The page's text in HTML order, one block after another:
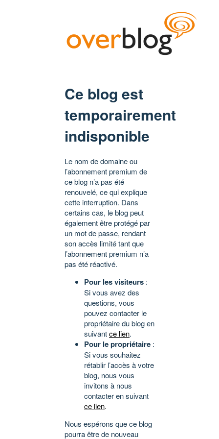
Ce blog est
temporairement
indisponible
Le nom de domaine ou
l’abonnement premium de
ce blog n’a pas été
renouvelé, ce qui explique
cette interruption. Dans
certains cas, le blog peut
également être protégé par
un mot de passe, rendant
son accès limité tant que
l’abonnement premium n’a
pas été réactivé.
Pour les visiteurs :
Si vous avez des
questions, vous
pouvez contacter le
propriétaire du blog en
suivantce lien.
Pour le propriétaire :
Si vous souhaitez
rétablir l’accès à votre
blog, nous vous
invitons à nous
contacter en suivant
ce lien.
Nous espérons que ce blog
pourra être de nouveau